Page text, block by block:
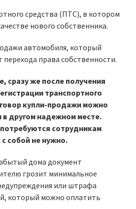
средства (ПТС), в котором
нового собственника.
автомобиля, который
права собственности.
сразу же после получения
транспортного
купли-продажи можно
в другом надежном месте.
сотрудникам
собой не нужно.
дома документ
грозит минимальное
или штрафа
который можно оплатить